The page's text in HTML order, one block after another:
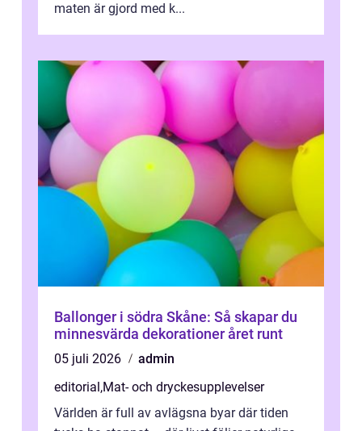
maten är gjord med k...
Ballonger i södra Skåne: Så skapar du
minnesvärda dekorationer året runt
05 juli 2026
admin
editorial ,Mat- och dryckesupplevelser
Världen är full av avlägsna byar där tiden